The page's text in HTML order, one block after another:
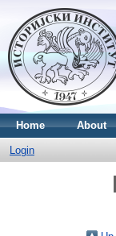
Home About
Login